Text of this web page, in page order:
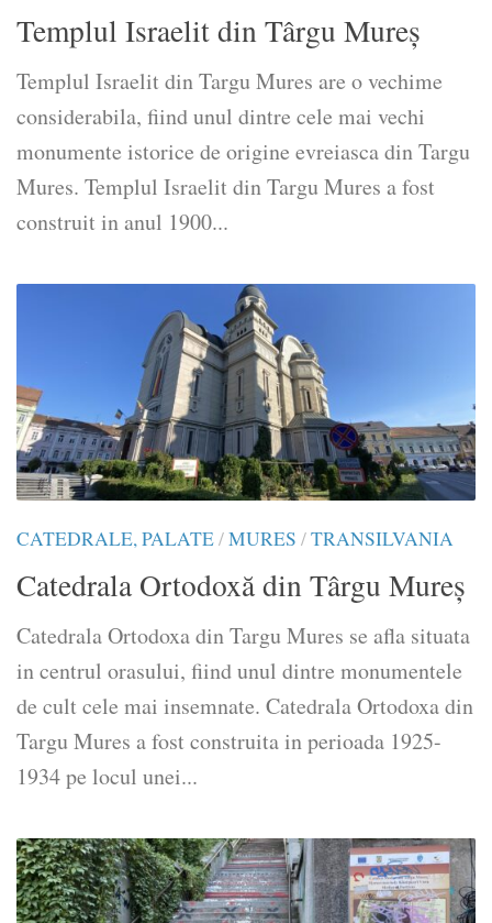
Templul Israelit din Târgu Mureș
Templul Israelit din Targu Mures are o vechime
considerabila, fiind unul dintre cele mai vechi
monumente istorice de origine evreiasca din Targu
Mures. Templul Israelit din Targu Mures a fost
construit in anul 1900...
CATEDRALE, PALATE/MURES /TRANSILVANIA
Catedrala Ortodoxă din Târgu Mureș
Catedrala Ortodoxa din Targu Mures se afla situata
in centrul orasului, fiind unul dintre monumentele
de cult cele mai insemnate. Catedrala Ortodoxa din
Targu Mures a fost construita in perioada 1925-
1934 pe locul unei...